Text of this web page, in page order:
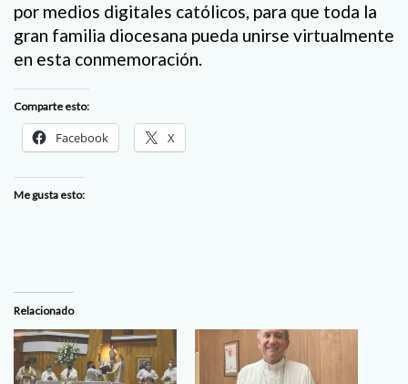
por medios digitales católicos, para que toda la
gran familia diocesana pueda unirse virtualmente
en esta conmemoración.
Comparte esto:
Facebook X
Me gusta esto:
Relacionado